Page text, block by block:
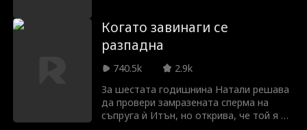
на рождения си ден, само за да го види
как предлага брак на бившата си. На
училищното шоу любовницата и
дъщеря ѝ тормозят Ария, а съпругът
им помага. За да открадне мястото на
Ария в летния лагер, той ѝ дава
ягодова торта, знаейки, че е алергична
— тя едва не умира. Тогава женският
Когато завинаги се
разпадна
740.5k
2.9k
За шестата годишнина Натали решава
да провери замразената сперма на
съпруга ѝ Итън, но открива, че той я е